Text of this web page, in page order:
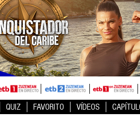
QUIZ FAVORITO VÍDEOS